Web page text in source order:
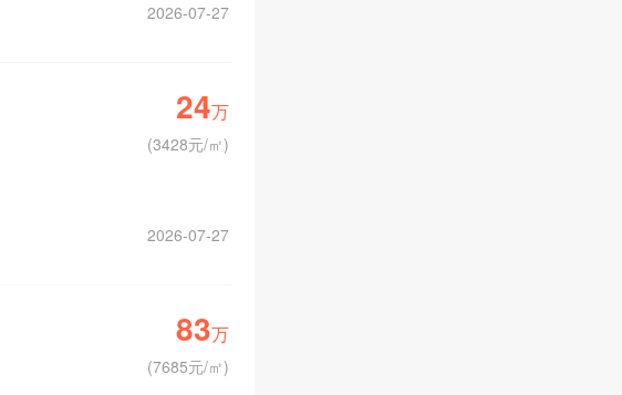
2026-07-27
2026-07-27
24万
(3428元/㎡)
83万
(7685元/㎡)